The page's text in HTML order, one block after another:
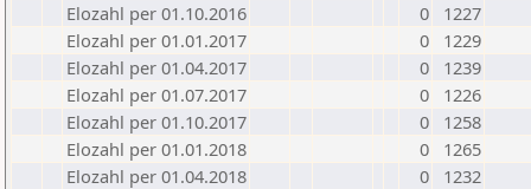
Elozahl per 01.10.2016
0
1227
Elozahl per 01.01.2017
0
1229
Elozahl per 01.04.2017
0
1239
Elozahl per 01.07.2017
0
1226
Elozahl per 01.10.2017
0
1258
Elozahl per 01.01.2018
0
1265
Elozahl per 01.04.2018
0
1232